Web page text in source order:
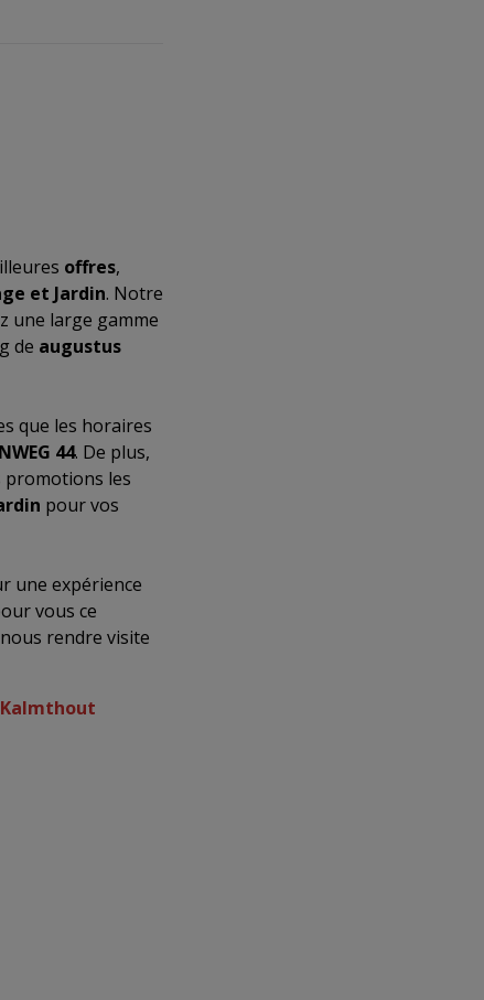
offres,
et Jardin. Notre
une large gamme
de augustus
que les horaires
44. De plus,
promotions les
pour vos
une expérience
vous ce
rendre visite